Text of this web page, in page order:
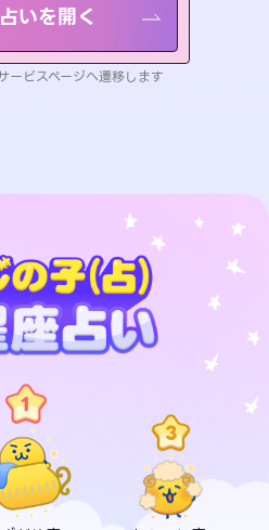
いを開く
ビスページへ遷移します